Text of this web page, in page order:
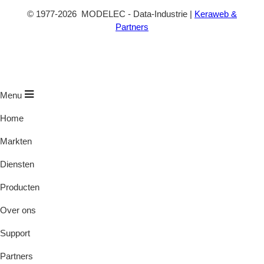
© 1977-2026 MODELEC - Data-Industrie | Keraweb &
Partners
Menu
Home
Markten
Diensten
Producten
Over ons
Support
Partners